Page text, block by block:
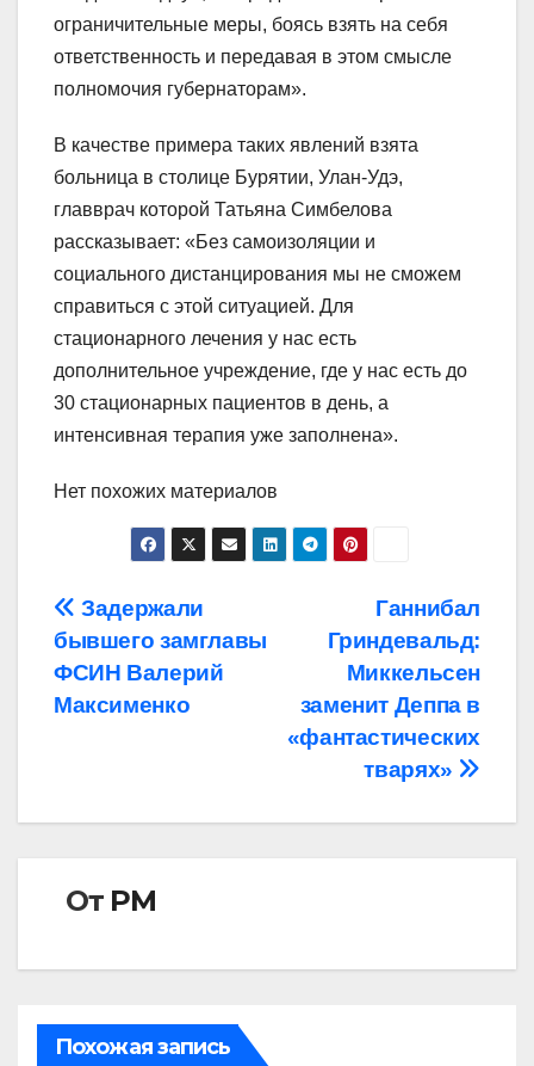
ограничительные меры, боясь взять на себя
ответственность и передавая в этом смысле
полномочия губернаторам».
В качестве примера таких явлений взята
больница в столице Бурятии, Улан-Удэ,
главврач которой Татьяна Симбелова
рассказывает: «Без самоизоляции и
социального дистанцирования мы не сможем
справиться с этой ситуацией. Для
стационарного лечения у нас есть
дополнительное учреждение, где у нас есть до
30 стационарных пациентов в день, а
интенсивная терапия уже заполнена».
Нет похожих материалов
Навигация
по
записям
Ганнибал
Гриндевальд:
Миккельсен
заменит Деппа в
«фантастических
тварях»
Задержали
бывшего замглавы
ФСИН Валерий
Максименко
От РМ
Похожая запись